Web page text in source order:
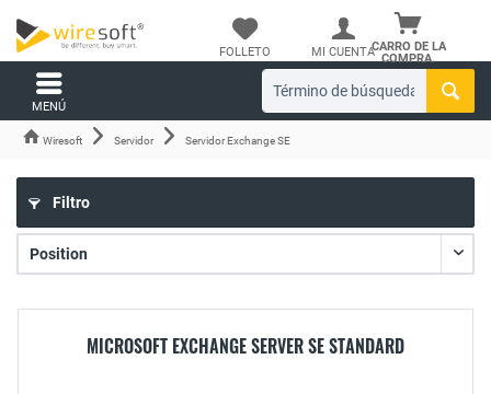
CARRO DE LA
COMPRA.
FOLLETO MI CUENTA
MENÚ
Wiresoft Servidor Servidor Exchange SE
Filtro
MICROSOFT EXCHANGE SERVER SE STANDARD